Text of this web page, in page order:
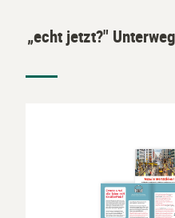
„echt jetzt?"